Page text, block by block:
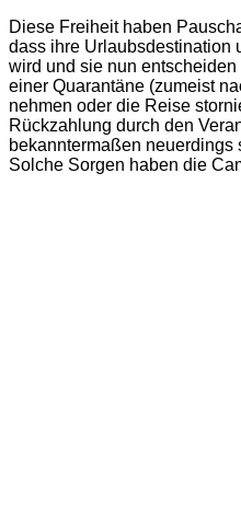
Diese Freiheit haben
dass ihre Urlaubsdestination
wird und sie nun
einer Quarantäne (zumeist
nehmen oder die Reise
Rückzahlung durch den
bekanntermaßen neuerdings
Solche Sorgen haben die